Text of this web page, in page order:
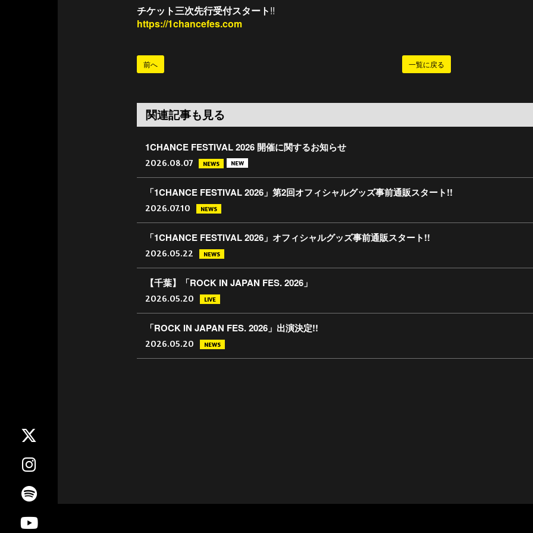
チケット三次先行受付スタート!!
https://1chancefes.com
前へ 一覧に戻る
関連記事も見る
1CHANCE FESTIVAL 2026 開催に関するお知らせ
2026.08.07 NEWS NEW
「1CHANCE FESTIVAL 2026」第2回オフィシャルグッズ事前通販スタート!!
2026.07.10 NEWS
「1CHANCE FESTIVAL 2026」オフィシャルグッズ事前通販スタート!!
2026.05.22 NEWS
【千葉】「ROCK IN JAPAN FES. 2026」
2026.05.20 LIVE
「ROCK IN JAPAN FES. 2026」出演決定!!
2026.05.20 NEWS